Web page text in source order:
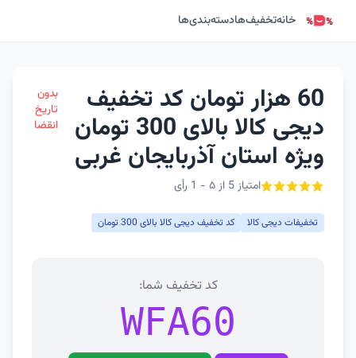
خانهتخفیف‌هادسته‌بندی‌ها
60 هزار تومان کد تخفیف
دیجی کالا بالای 300 تومان
ویژه استان آذربایجان غربی
امتیاز 5 از ۵ - 1 رأی
بدون
تاریخ
انقضا
تخفیفات دیجی کالا کد تخفیف دیجی کالا بالای 300 تومان
کد تخفیف شما:
WFA60